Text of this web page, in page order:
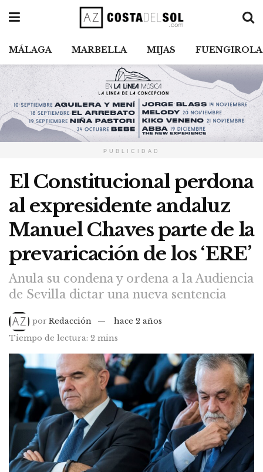
MÁLAGA MARBELLA MIJAS FUENGIROLA
PUBLICIDAD
El Constitucional perdona
al expresidente andaluz
Manuel Chaves parte de la
prevaricación de los ‘ERE’
Anula su condena y ordena a la Audiencia
de Sevilla dictar una nueva sentencia
por Redacción
hace 2 años
Tiempo de lectura: 2 mins